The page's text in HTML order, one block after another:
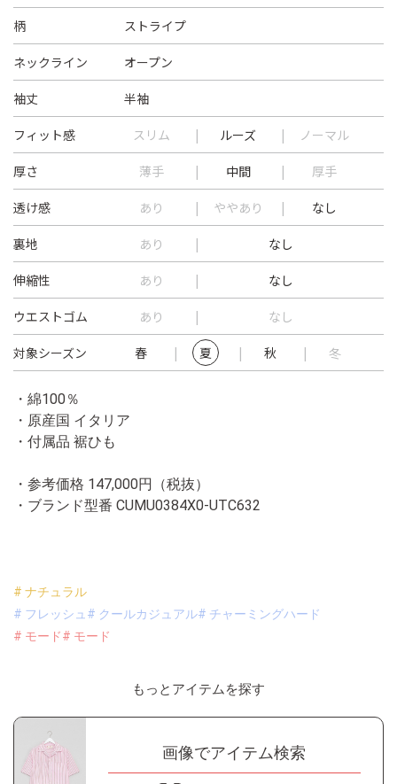
柄 ストライプ
ネックライン オープン
袖丈 半袖
フィット感 スリム ルーズ ノーマル
厚さ 薄手 中間 厚手
透け感 あり ややあり なし
裏地 あり なし
伸縮性 あり なし
ウエストゴム あり なし
対象シーズン 春 夏 秋 冬
・綿100％
・原産国 イタリア
・付属品 裾ひも
・参考価格 147,000円（税抜）
・ブランド型番 CUMU0384X0-UTC632
# ナチュラル
# フレッシュ # クールカジュアル# チャーミングハード
# モード# モード
もっとアイテムを探す
画像でアイテム検索